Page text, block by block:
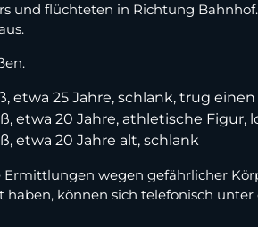
und flüchteten in Richtung
etwa 25 Jahre, schlank, trug
etwa 20 Jahre, athletische
etwa 20 Jahre alt, schlank
wegen gefährlicher
können sich telefonisch